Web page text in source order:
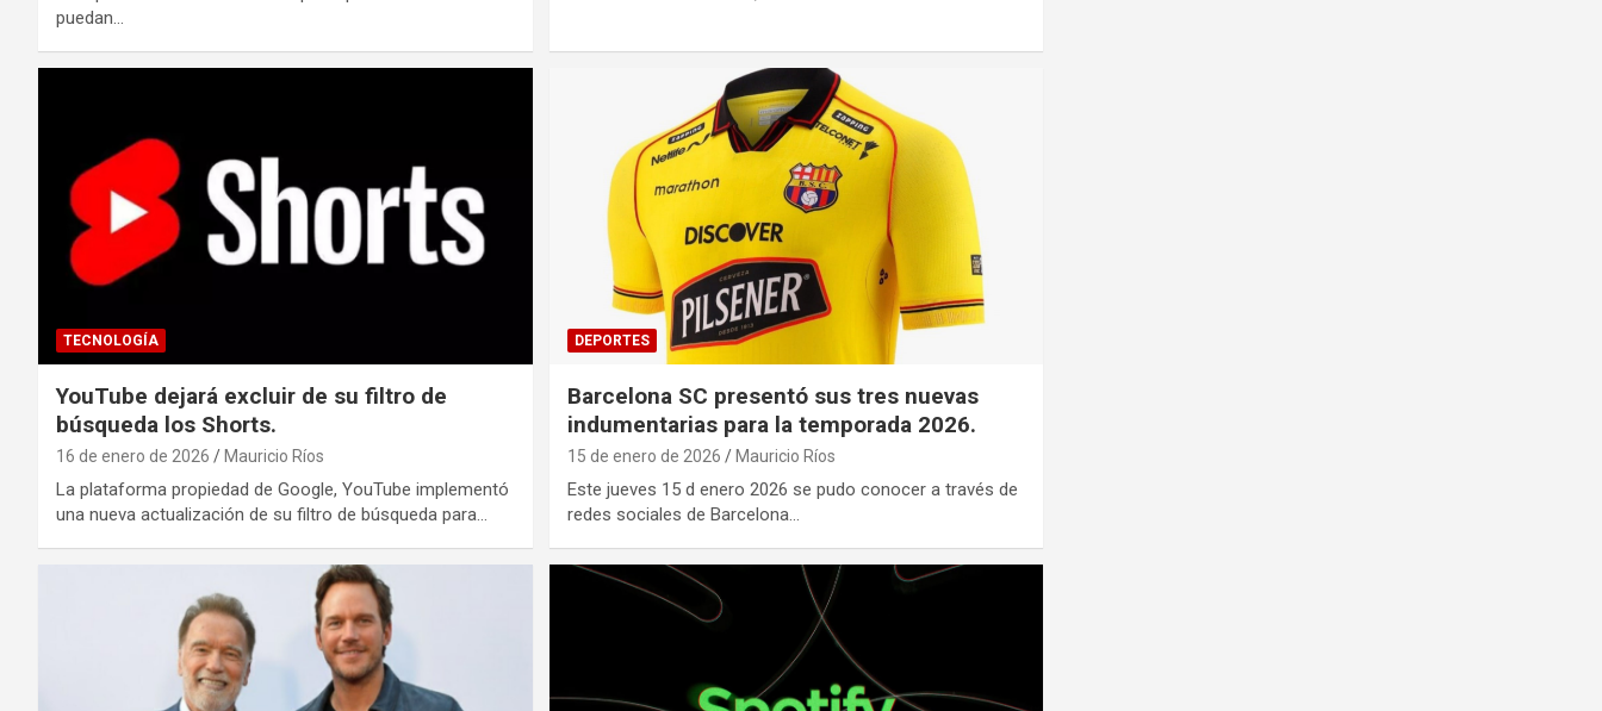
puedan…
TECNOLOGÍA
YouTube dejará excluir de su filtro de
búsqueda los Shorts.
16 de enero de 2026 Mauricio Ríos
La plataforma propiedad de Google, YouTube implementó
una nueva actualización de su filtro de búsqueda para…
DEPORTES
Barcelona SC presentó sus tres nuevas
indumentarias para la temporada 2026.
15 de enero de 2026 Mauricio Ríos
Este jueves 15 d enero 2026 se pudo conocer a través de
redes sociales de Barcelona…